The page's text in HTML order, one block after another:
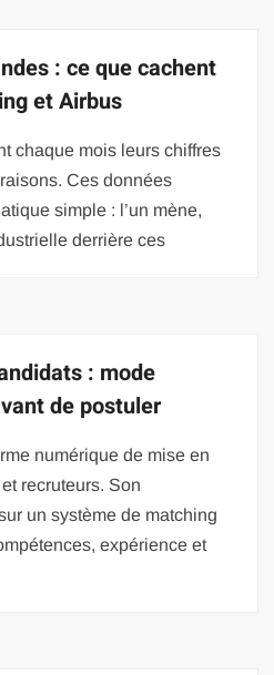
: ce que cachent
et Airbus
chaque mois leurs chiffres
Ces données
simple : l’un mène,
derrière ces
: mode
de postuler
numérique de mise en
recruteurs. Son
un système de matching
expérience et